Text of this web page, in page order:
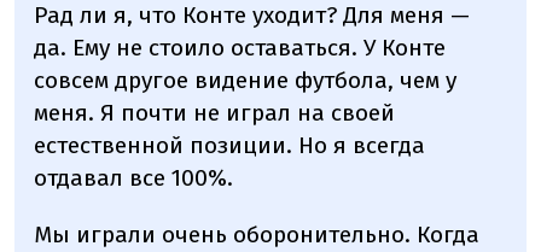
Рад ли я, что Конте уходит? Для меня —
да. Ему не стоило оставаться. У Конте
совсем другое видение футбола, чем у
меня. Я почти не играл на своей
естественной позиции. Но я всегда
отдавал все 100%.
Мы играли очень оборонительно. Когда